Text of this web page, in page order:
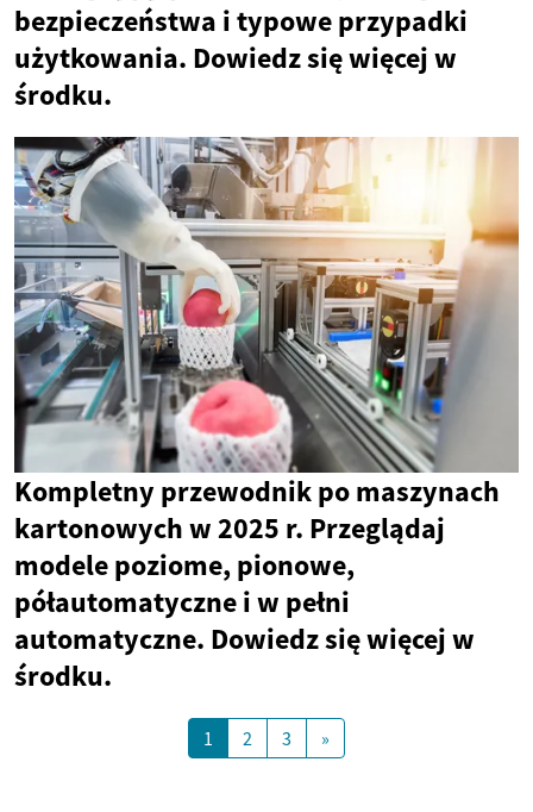
bezpieczeństwa i typowe przypadki
użytkowania. Dowiedz się więcej w
środku.
Kompletny przewodnik po maszynach
kartonowych w 2025 r. Przeglądaj
modele poziome, pionowe,
półautomatyczne i w pełni
automatyczne. Dowiedz się więcej w
środku.
1 2 3 »